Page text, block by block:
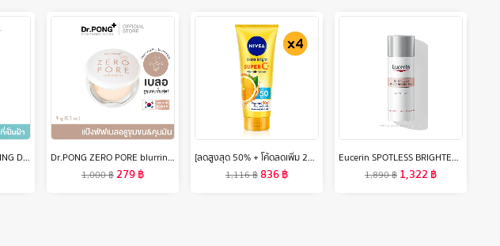
Dr.PONG MC1 WHITENING DRONE MELAS CLEAR SERUM เซรั่มดูแลผิวที่เป็นฝ้า
Dr.PONG ZERO PORE blurring K-powder แป้งพัฟเบลอรูขุมขน MADE IN KOREA
1,000฿279฿
[ลดสูงสุด 50% + โค้ดลดเพิ่ม 20%]นีเวีย เซรั่มบำรุงผิวกาย เอ็กซ์ตร้า ไบรท์ ซูเปอร์ซี+ วิตามิน เซรั่ม SPF 50 PA +++ 320 มล. 4 ชิ้น NIVEA
1,116฿836฿
Eucerin SPOTLESS BRIGHTENING DAY SPF30 50 ML ยูเซอริน สปอตเลส ไบรท์เทนนิ่ง เดย์ ฟลูอิด ครีมบำรุงผิวหน้า
1,890฿ 1,322฿